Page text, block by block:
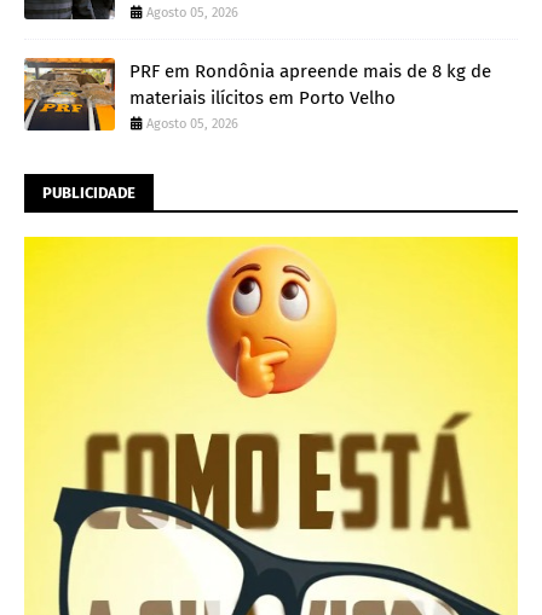
Agosto 05, 2026
PRF em Rondônia apreende mais de 8 kg de
materiais ilícitos em Porto Velho
Agosto 05, 2026
PUBLICIDADE